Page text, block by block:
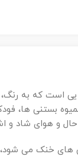
است که به
بستنی ها،
و هوای شاد و
خنک می